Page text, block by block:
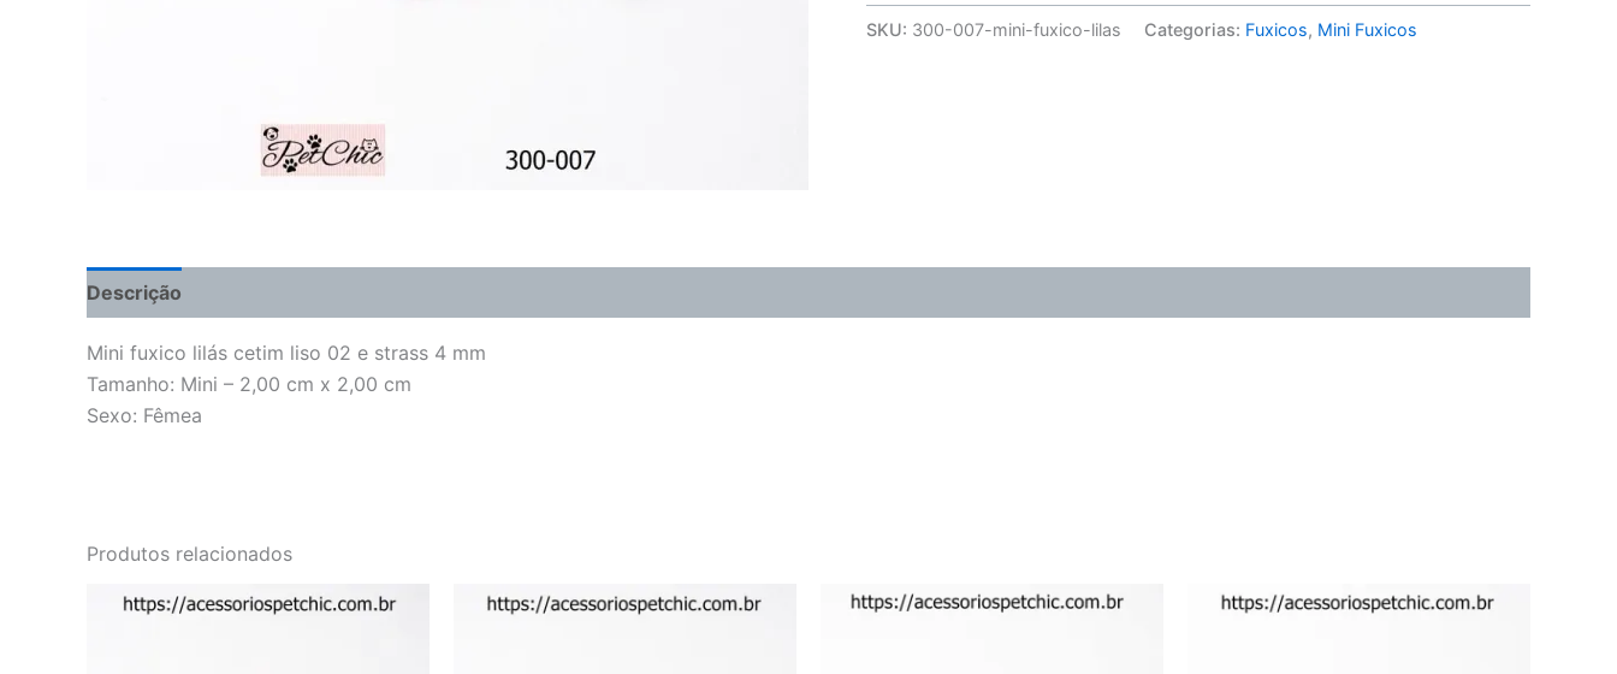
SKU: 300-007-mini-fuxico-lilas Categorias: Fuxicos, Mini Fuxicos
Descrição
Mini fuxico lilás cetim liso 02 e strass 4 mm
Tamanho: Mini – 2,00 cm x 2,00 cm
Sexo: Fêmea
Produtos relacionados